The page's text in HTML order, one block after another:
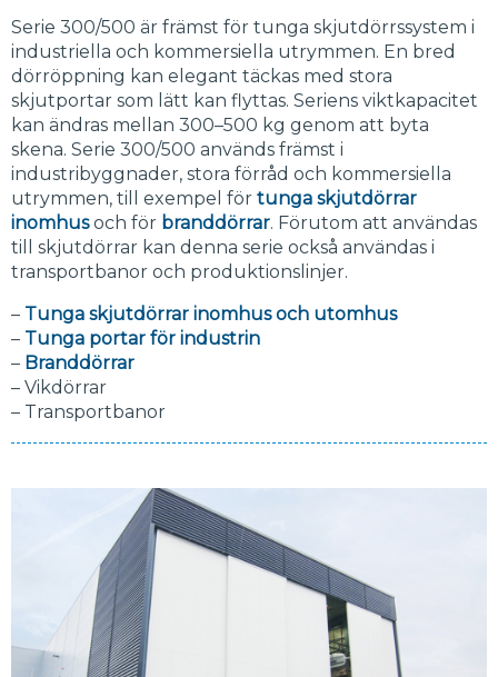
Serie 300/500 är främst för tunga skjutdörrssystem i
industriella och kommersiella utrymmen. En bred
dörröppning kan elegant täckas med stora
skjutportar som lätt kan flyttas. Seriens viktkapacitet
kan ändras mellan 300–500 kg genom att byta
skena. Serie 300/500 används främst i
industribyggnader, stora förråd och kommersiella
utrymmen, till exempel för tunga skjutdörrar
inomhus och för branddörrar. Förutom att användas
till skjutdörrar kan denna serie också användas i
transportbanor och produktionslinjer.
– Tunga skjutdörrar inomhus och utomhus
– Tunga portar för industrin
– Branddörrar
– Vikdörrar
– Transportbanor